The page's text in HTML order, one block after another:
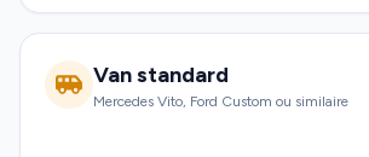
Van standard
Mercedes Vito, Ford Custom ou similaire